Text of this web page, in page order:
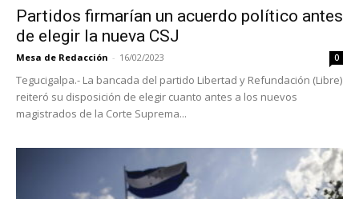
Partidos firmarían un acuerdo político antes
de elegir la nueva CSJ
Mesa de Redacción - 16/02/2023 0
Tegucigalpa.- La bancada del partido Libertad y Refundación (Libre)
reiteró su disposición de elegir cuanto antes a los nuevos
magistrados de la Corte Suprema...